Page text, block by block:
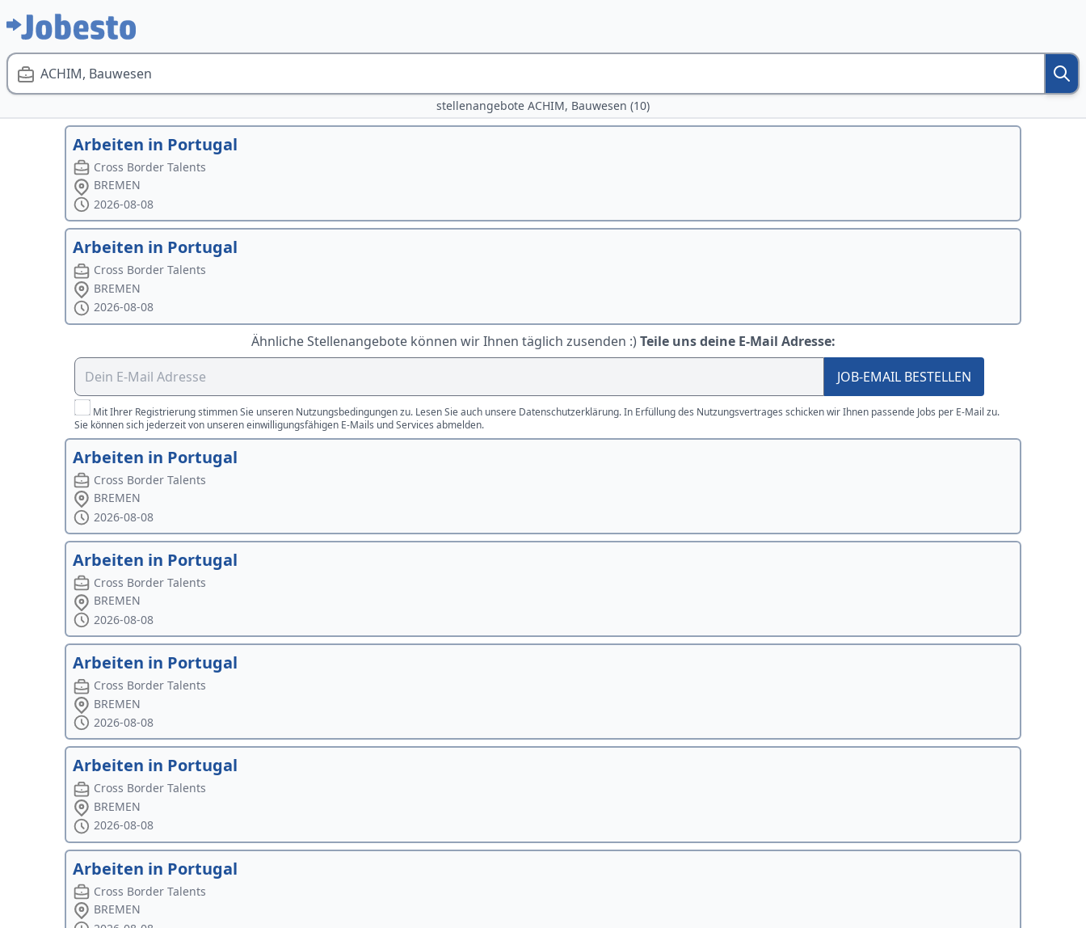
ACHIM, Bauwesen
stellenangebote ACHIM, Bauwesen (10)
Arbeiten in Portugal
Cross Border Talents
BREMEN
2026-08-08
Arbeiten in Portugal
Cross Border Talents
BREMEN
2026-08-08
Ähnliche Stellenangebote können wir Ihnen täglich zusenden :) Teile uns deine E-Mail Adresse:
JOB-EMAIL BESTELLEN
Mit Ihrer Registrierung stimmen Sie unseren Nutzungsbedingungen zu. Lesen Sie auch unsere Datenschutzerklärung. In Erfüllung des Nutzungsvertrages schicken wir Ihnen passende Jobs per E-Mail zu.
Sie können sich jederzeit von unseren einwilligungsfähigen E-Mails und Services abmelden.
Arbeiten in Portugal
Cross Border Talents
BREMEN
2026-08-08
Arbeiten in Portugal
Cross Border Talents
BREMEN
2026-08-08
Arbeiten in Portugal
Cross Border Talents
BREMEN
2026-08-08
Arbeiten in Portugal
Cross Border Talents
BREMEN
2026-08-08
Arbeiten in Portugal
Cross Border Talents
BREMEN